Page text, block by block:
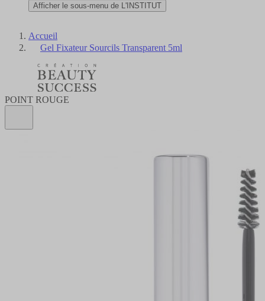
Afficher le sous-menu de L'INSTITUT
Accueil
Gel Fixateur Sourcils Transparent 5ml
POINT ROUGE